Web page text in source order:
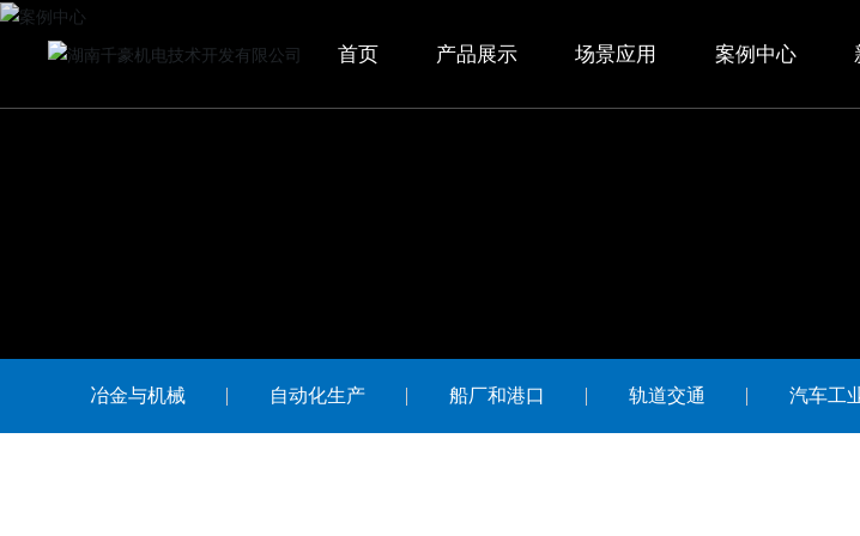
首页 产品展示 场景应用 案例中心
冶金与机械 自动化生产 船厂和港口 轨道交通 汽车工